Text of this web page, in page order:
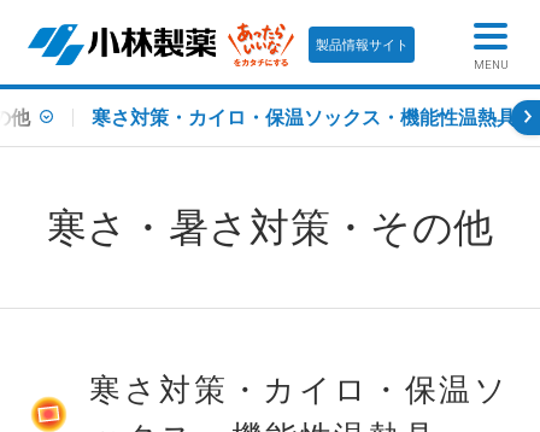
製品情報サイト
MENU
他 寒さ対策・カイロ・保温ソックス・機能性温熱具
寒さ・暑さ対策・その他
寒さ対策・カイロ・保温ソ